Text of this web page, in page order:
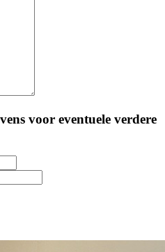
voor eventuele verdere